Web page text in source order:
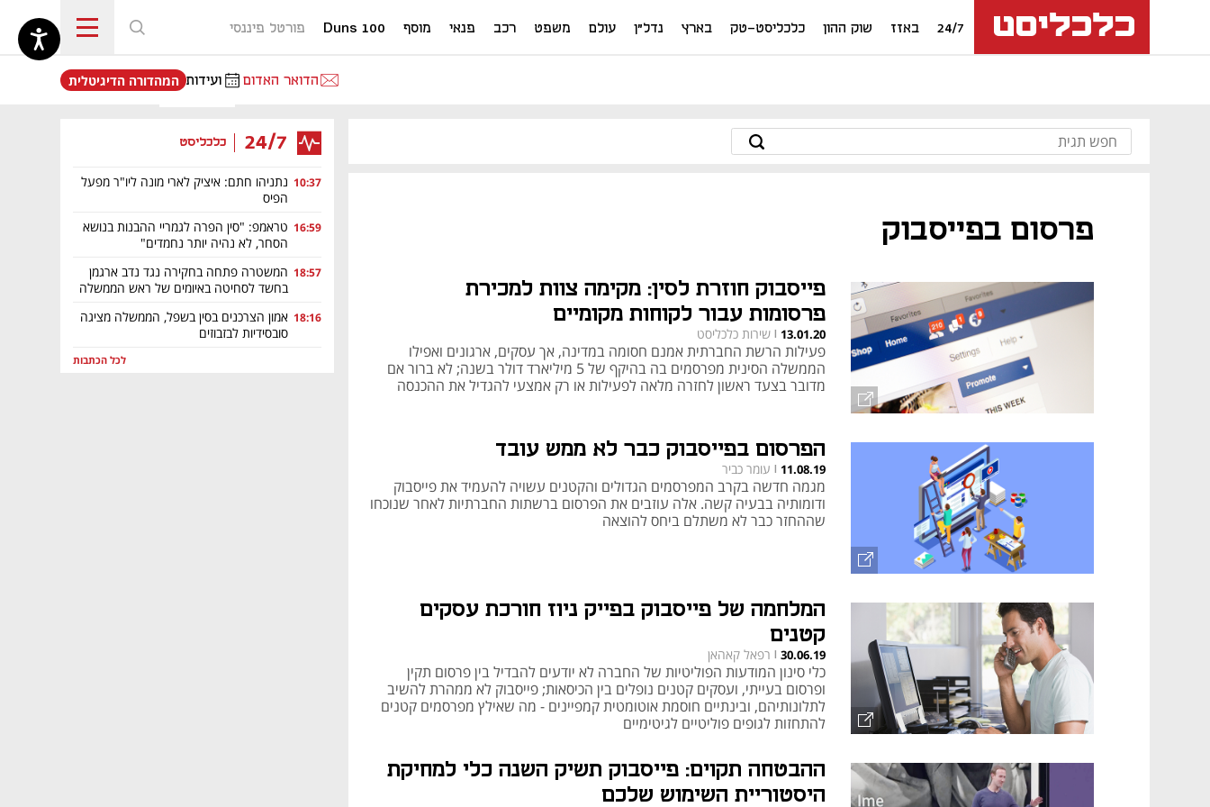
24/7 באזז שוק ההון כלכליסט-טק בארץ נדל"ן עולם משפט רכב פנאי מוסף Duns 100 פורטל פיננסי
הדואר האדום ועידות
נפתח בכרטיסייה חדשה
המהדורה הדיגיטלית
24/7 כלכליסט
10:37 נתניהו חתם: איציק לארי מונה ליו"ר מפעל
הפיס
16:59 טראמפ: "סין הפרה לגמריי ההבנות בנושא
הסחר, לא נהיה יותר נחמדים"
18:57 המשטרה פתחה בחקירה נגד נדב ארגמן
בחשד לסחיטה באיומים של ראש הממשלה
18:16 אמון הצרכנים בסין בשפל, הממשלה מציגה
סובסידיות לבזבוזים
לכל הכתבות
פרסום בפייסבוק
פייסבוק חוזרת לסין: מקימה צוות למכירת
פרסומות עבור לקוחות מקומיים
13.01.20
| שירות כלכליסט
פעילות הרשת החברתית אמנם חסומה במדינה, אך עסקים, ארגונים ואפילו
הממשלה הסינית מפרסמים בה בהיקף של 5 מיליארד דולר בשנה; לא ברור אם
מדובר בצעד ראשון לחזרה מלאה לפעילות או רק אמצעי להגדיל את ההכנסה
הפרסום בפייסבוק כבר לא ממש עובד
11.08.19
| עומר כביר
מגמה חדשה בקרב המפרסמים הגדולים והקטנים עשויה להעמיד את פייסבוק
ודומותיה בבעיה קשה. אלה עוזבים את הפרסום ברשתות החברתיות לאחר שנוכחו
שההחזר כבר לא משתלם ביחס להוצאה
המלחמה של פייסבוק בפייק ניוז חורכת עסקים
קטנים
30.06.19
| רפאל קאהאן
כלי סינון המודעות הפוליטיות של החברה לא יודעים להבדיל בין פרסום תקין
ופרסום בעייתי, ועסקים קטנים נופלים בין הכיסאות; פייסבוק לא ממהרת להשיב
לתלונותיהם, ובינתיים חוסמת אוטומטית קמפיינים - מה שאילץ מפרסמים קטנים
להתחזות לגופים פוליטיים לגיטימיים
ההבטחה תקוים: פייסבוק תשיק השנה כלי למחיקת
היסטוריית השימוש שלכם